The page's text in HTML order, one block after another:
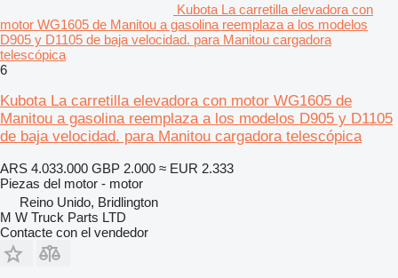
Kubota La carretilla elevadora con
motor WG1605 de Manitou a gasolina reemplaza a los modelos
D905 y D1105 de baja velocidad. para Manitou cargadora
telescópica
6
Kubota La carretilla elevadora con motor WG1605 de
Manitou a gasolina reemplaza a los modelos D905 y D1105
de baja velocidad. para Manitou cargadora telescópica
ARS 4.033.000 GBP 2.000 ≈ EUR 2.333
Piezas del motor - motor
Reino Unido, Bridlington
M W Truck Parts LTD
Contacte con el vendedor